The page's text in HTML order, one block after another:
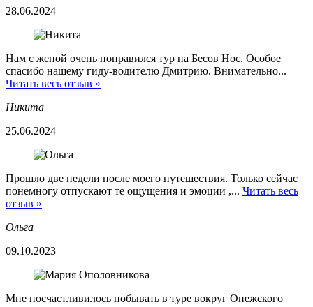
28.06.2024
Нам с женой очень понравился тур на Бесов Нос. Особое
спасибо нашему гиду-водителю Дмитрию. Внимательно...
Читать весь отзыв »
Никита
25.06.2024
Прошло две недели после моего путешествия. Только сейчас
понемногу отпускают те ощущения и эмоции ,... Читать весь
отзыв »
Ольга
09.10.2023
Мне посчастливилось побывать в туре вокруг Онежского